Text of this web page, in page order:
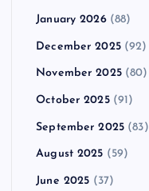
January 2026(88)
December 2025(92)
November 2025(80)
October 2025(91)
September 2025 (83)
August 2025 (59)
June 2025 (37)